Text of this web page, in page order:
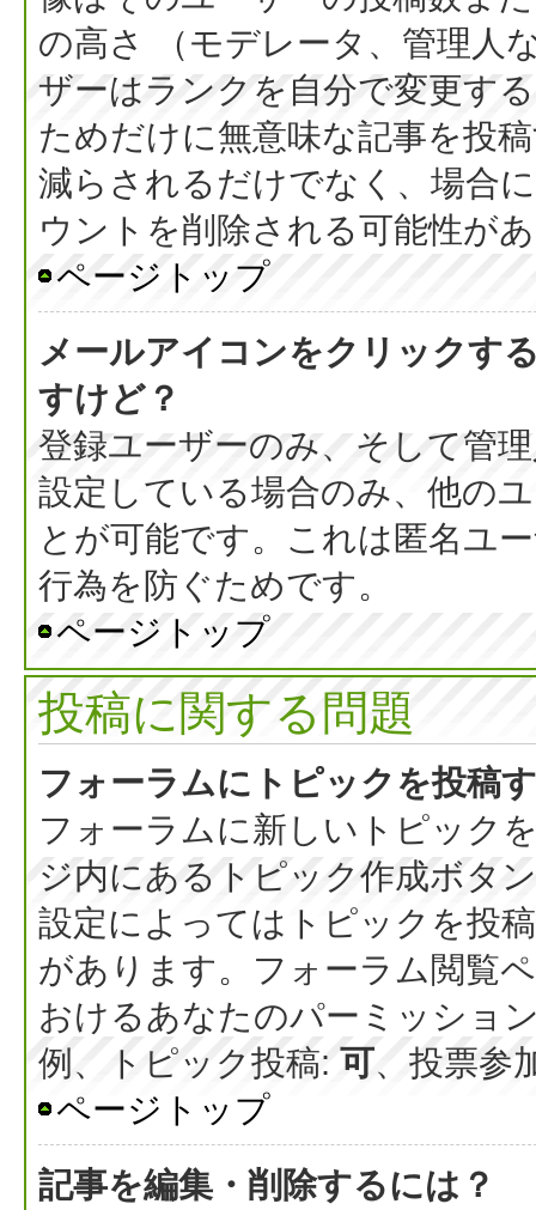
の高さ （モデレータ、管理人
ザーはランクを自分で変更す
ためだけに無意味な記事を投
減らされるだけでなく、場合
ウントを削除される可能性が
ページトップ
メールアイコンをクリックす
すけど？
登録ユーザーのみ、そして管
設定している場合のみ、他の
とが可能です。これは匿名ユ
行為を防ぐためです。
ページトップ
投稿に関する問題
フォーラムにトピックを投稿
フォーラムに新しいトピック
ジ内にあるトピック作成ボタ
設定によってはトピックを投
があります。フォーラム閲覧
おけるあなたのパーミッショ
例、トピック投稿: 可、投票参
ページトップ
記事を編集・削除するには？